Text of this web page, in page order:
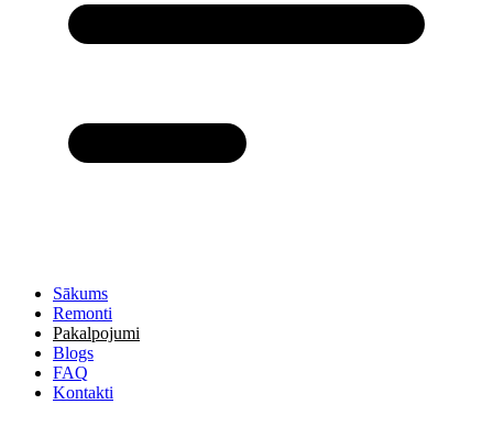
Sākums
Remonti
Pakalpojumi
Blogs
FAQ
Kontakti